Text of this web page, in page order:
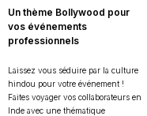
Un thème Bollywood pour
vos événements
professionnels
Laissez vous séduire par la culture
hindou pour votre événement !
Faites voyager vos collaborateurs en
Inde avec une thématique